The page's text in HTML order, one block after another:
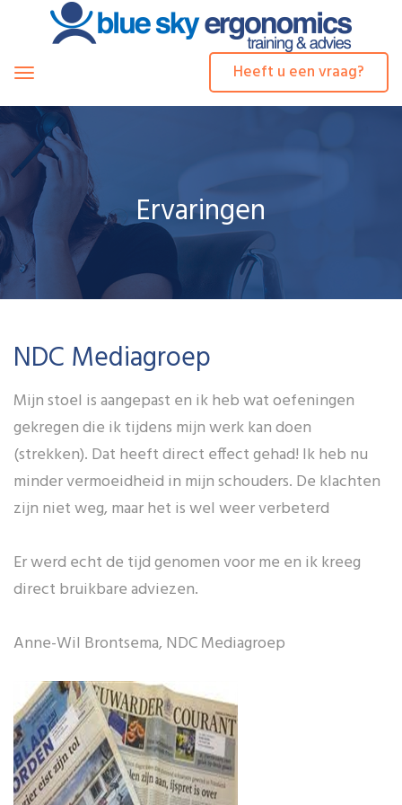
Heeft u een vraag?
Toggle
Ervaringen
NDC Mediagroep
Mijn stoel is aangepast en ik heb wat oefeningen
gekregen die ik tijdens mijn werk kan doen
(strekken). Dat heeft direct effect gehad! Ik heb nu
minder vermoeidheid in mijn schouders. De klachten
zijn niet weg, maar het is wel weer verbeterd
Er werd echt de tijd genomen voor me en ik kreeg
direct bruikbare adviezen.
Anne-Wil Brontsema, NDC Mediagroep